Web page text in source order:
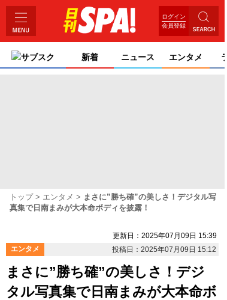
ログイン
会員登録
サブスク 新着 ニュース エンタメ
トップ エンタメ
まさに”勝ち確”の美しさ！デジタル写
真集で日南まみが大本命ボディを披露！
更新日：2025年07月09日 15:39
エンタメ
投稿日：2025年07月09日 15:12
まさに”勝ち確”の美しさ！デジ
タル写真集で日南まみが大本命ボ